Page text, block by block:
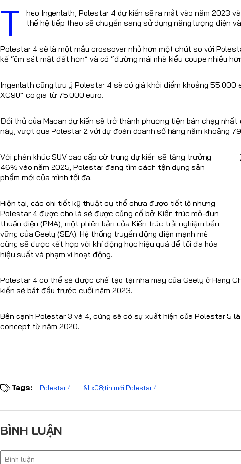
T heo Ingenlath, Polestar 4 dự kiến ​​sẽ ra mắt vào năm 2023
thế hệ tiếp theo sẽ chuyển sang sử dụng năng lượng điện
Polestar 4 sẽ là một mẫu crossover nhỏ hơn một chút so với
kế “ôm sát mặt đất hơn” và có “đường mái nhà kiểu coupe nhiều
Ingenlath cũng lưu ý Polestar 4 sẽ có giá khởi điểm khoảng 55.000
XC90” có giá từ 75.000 euro.
Đối thủ của Macan dự kiến ​​sẽ trở thành phương tiện bán chạy nhất
này, vượt qua Polestar 2 với dự đoán doanh số hàng năm khoảng
Với phân khúc SUV cao cấp cỡ trung dự kiến ​​sẽ tăng trưởng
46% vào năm 2025, Polestar đang tìm cách tận dụng sản
phẩm mới của mình tối đa.
Hiện tại, các chi tiết kỹ thuật cụ thể chưa được tiết lộ nhưng
Polestar 4 được cho là sẽ được củng cố bởi Kiến trúc mô-đun
thuần điện (PMA), một phiên bản của Kiến trúc trải nghiệm bền
vững của Geely (SEA). Hệ thống truyền động điện mạnh mẽ
cũng sẽ được kết hợp với khí động học hiệu quả để tối đa hóa
hiệu suất và phạm vi hoạt động.
Polestar 4 có thể sẽ được chế tạo tại nhà máy của Geely ở Hàng
kiến ​​sẽ bắt đầu trước cuối năm 2023.
Bên cạnh Polestar 3 và 4, cũng sẽ có sự xuất hiện của Polestar 5
concept từ năm 2020.
Tags: Polestar 4 &#x08;tin mới Polestar 4
BÌNH LUẬN